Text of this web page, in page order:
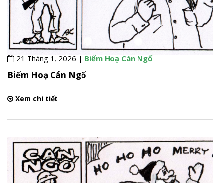
21 Tháng 1, 2026 | Biếm Hoạ Cán Ngố
Biếm Hoạ Cán Ngố
Xem chi tiết